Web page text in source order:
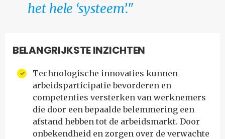
het hele ‘systeem’."
BELANGRIJKSTE INZICHTEN
Technologische innovaties kunnen
arbeidsparticipatie bevorderen en
competenties versterken van werknemers
die door een bepaalde belemmering een
afstand hebben tot de arbeidsmarkt. Door
onbekendheid en zorgen over de verwachte